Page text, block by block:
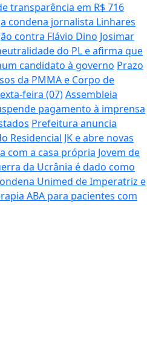
transparência em R$ 716
condena jornalista Linhares
contra Flávio Dino Josimar
do PL e afirma que
candidato à governo Prazo
da PMMA e Corpo de
feira (07)Assembleia
pagamento à imprensa
Prefeitura anuncia
Residencial JK e abre novas
com a casa própria Jovem de
da Ucrânia é dado como
Unimed de Imperatriz e
ABA para pacientes com